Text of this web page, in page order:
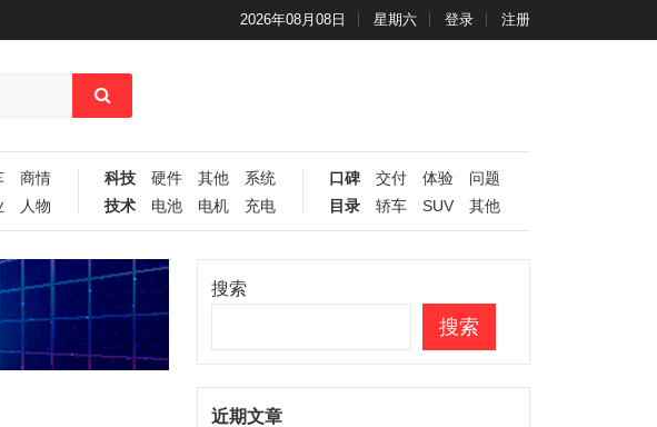
2026年08月08日 星期六 登录 注册
商情
人物
科技 硬件 其他
系统
技术
电池 电机 充电
口碑 交付 体验
问题
目录
轿车 SUV 其他
搜索
搜索
近期文章